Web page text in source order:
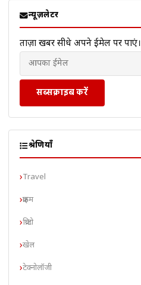
न्यूज़लेटर
ताज़ा खबरें सीधे अपने ईमेल पर पाएं।
सब्सक्राइब करें
श्रेणियाँ
Travel
क्राइम
क्रिप्टो
खेल
टेक्नोलॉजी